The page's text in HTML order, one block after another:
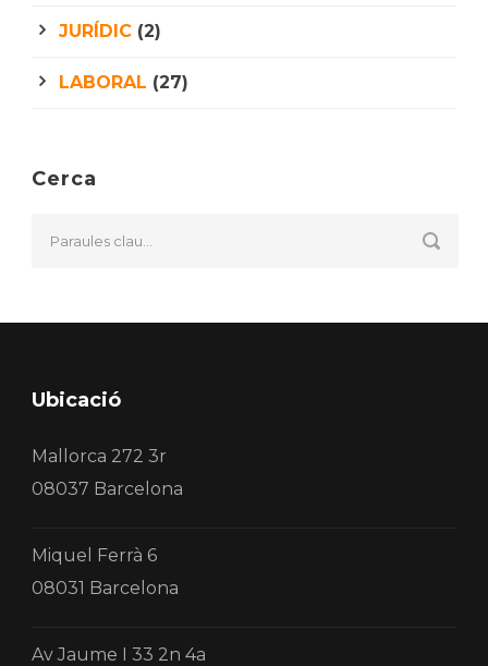
JURÍDIC (2)
LABORAL (27)
Cerca
Ubicació
Mallorca 272 3r
08037 Barcelona
Miquel Ferrà 6
08031 Barcelona
Av Jaume I 33 2n 4a